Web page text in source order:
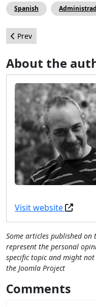
Spanish
Previous article: Cómo
Prev
About the
Visit website
Some articles published on
represent the personal
specific topic and might
the Joomla Project
Comments